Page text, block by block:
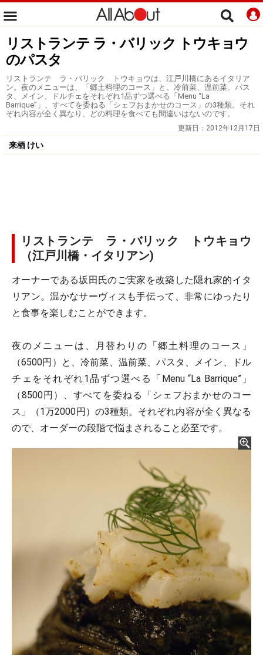
リストランテ ラ・バリック トウキョウ
のパスタ
リストランテ ラ・バリック トウキョウは、江戸川橋にあるイタリア
ン。夜のメニューは、「郷土料理のコース」と、冷前菜、温前菜、パス
タ、メイン、ドルチェをそれぞれ1品ずつ選べる「Menu “La
Barrique”」、すべてを委ねる「シェフおまかせのコース」の3種類。それ
ぞれ内容が全く異なり、どの料理を食べても間違いはないのです。
更新日： 2012年12月17日
来栖 けい
リストランテ ラ・バリック トウキョウ
（江戸川橋・イタリアン)
オーナーである坂田氏のご実家を改築した隠れ家的イタ
リアン。温かなサーヴィスも手伝って、非常にゆったり
と食事を楽しむことができます。
夜のメニューは、月替わりの「郷土料理のコース」
（6500円）と、冷前菜、温前菜、パスタ、メイン、ドル
チェをそれぞれ1品ずつ選べる「Menu “La Barrique”」
（8500円）、すべてを委ねる「シェフおまかせのコー
ス」（1万2000円）の3種類。それぞれ内容が全く異なる
ので、オーダーの段階で悩まされること必至です。